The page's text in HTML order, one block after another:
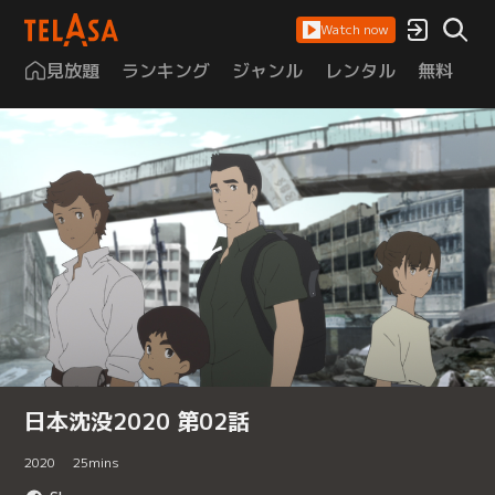
Watch now
見放題 ランキング ジャンル レンタル 無料
日本沈没2020 第02話
2020 25mins